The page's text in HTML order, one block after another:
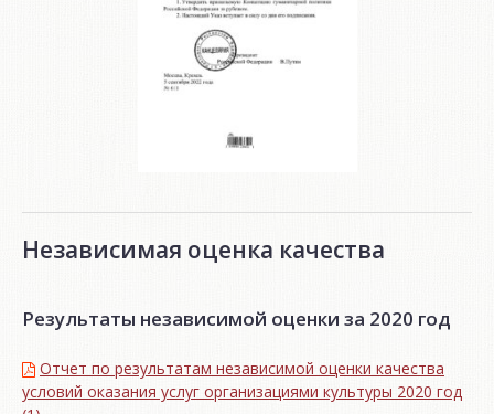
Независимая оценка качества
Результаты независимой оценки за 2020 год
Отчет по результатам независимой оценки качества
условий оказания услуг организациями культуры 2020 год